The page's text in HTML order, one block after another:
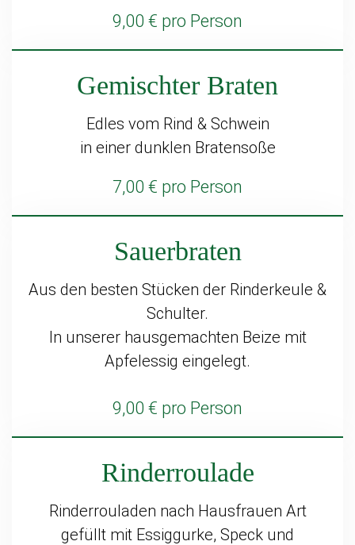
9,00 € pro Person
Gemischter Braten
Edles vom Rind & Schwein
in einer dunklen Bratensoße
7,00 € pro Person
Sauerbraten
Aus den besten Stücken der Rinderkeule &
Schulter.
In unserer hausgemachten Beize mit
Apfelessig eingelegt.
9,00 € pro Person
Rinderroulade
Rinderrouladen nach Hausfrauen Art
gefüllt mit Essiggurke, Speck und